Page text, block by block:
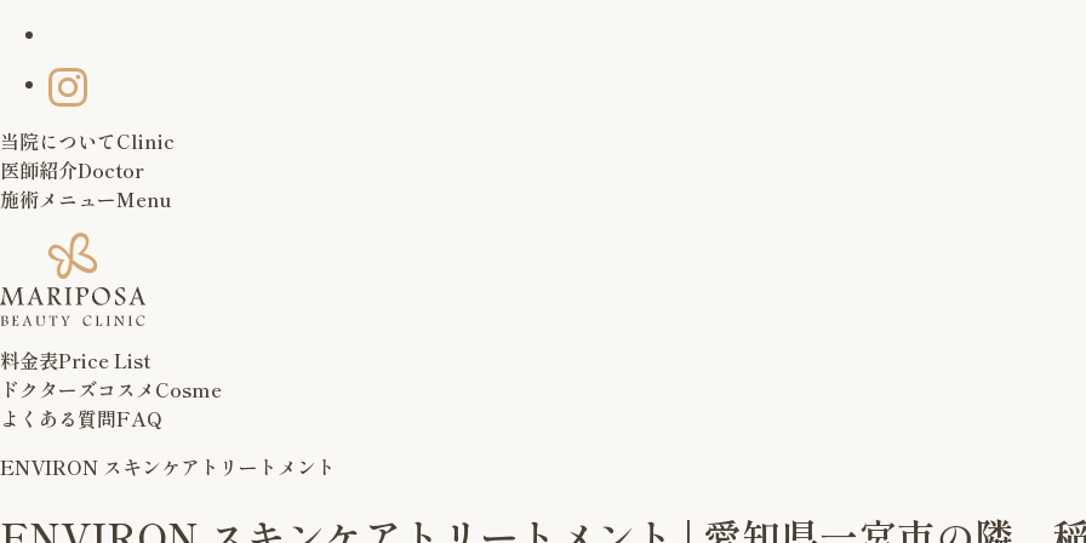
当院についてClinic
医師紹介Doctor
施術メニューMenu
料金表Price List
ドクターズコスメ Cosme
よくある質問FAQ
ENVIRON スキンケアトリートメント